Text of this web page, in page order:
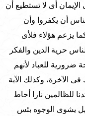
أى لا تستطيع أن
أن يكفروا وأن
كما يزعم هؤلاء فلأى
حرية الدين والفكر
ضرورية للعباد لأنهم
الآخرة، وكذلك الآية
للظالمين نارا أحاط
يشوى الوجوه بئس